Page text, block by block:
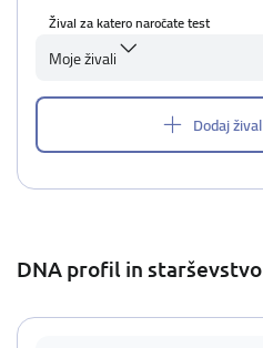
Žival za katero naročate test
Moje živali
Dodaj žival
DNA profil in starševstvo